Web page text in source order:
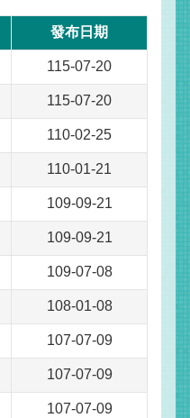
發布日期
115-07-20
115-07-20
110-02-25
110-01-21
109-09-21
109-09-21
109-07-08
108-01-08
107-07-09
107-07-09
107-07-09